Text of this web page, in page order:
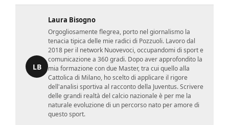
LB
Laura Bisogno
Orgogliosamente flegrea, porto nel giornalismo la
tenacia tipica delle mie radici di Pozzuoli. Lavoro dal
2018 per il network Nuovevoci, occupandomi di sport e
comunicazione a 360 gradi. Dopo aver approfondito la
mia formazione con due Master, tra cui quello alla
Cattolica di Milano, ho scelto di applicare il rigore
dell'analisi sportiva al racconto della Juventus. Scrivere
delle grandi realtà del calcio nazionale è per me la
naturale evoluzione di un percorso nato per amore di
questo sport.